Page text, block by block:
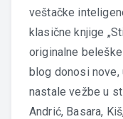
veštačke
klasične knjige
originalne
blog donosi
nastale vežbe u
Andrić, Basara,